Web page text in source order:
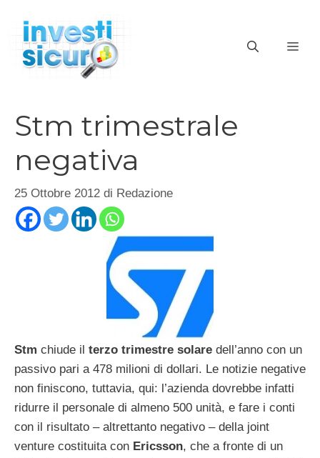
contenuto
Stm trimestrale
negativa
25 Ottobre 2012 di Redazione
Stm chiude il terzo trimestre solare dell’anno con un
passivo pari a 478 milioni di dollari. Le notizie negative
non finiscono, tuttavia, qui: l’azienda dovrebbe infatti
ridurre il personale di almeno 500 unità, e fare i conti
con il risultato – altrettanto negativo – della joint
venture costituita con Ericsson, che a fronte di un